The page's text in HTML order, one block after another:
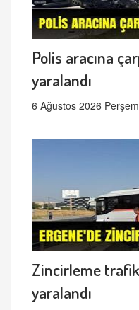
Polis aracına
yaralandı
6 Ağustos 2026
Zincirleme
yaralandı